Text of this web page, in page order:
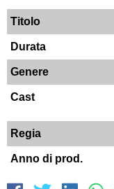
Titolo
Durata
Genere
Cast
Regia
Anno di prod.